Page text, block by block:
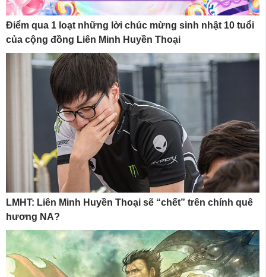
Điểm qua 1 loạt những lời chúc mừng sinh nhật 10 tuổi
của cộng đồng Liên Minh Huyền Thoại
LMHT: Liên Minh Huyền Thoại sẽ “chết” trên chính quê
hương NA?